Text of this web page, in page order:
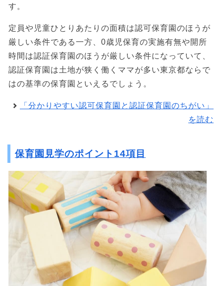
す。
定員や児童ひとりあたりの面積は認可保育園のほうが
厳しい条件である一方、0歳児保育の実施有無や開所
時間は認証保育園のほうが厳しい条件になっていて、
認証保育園は土地が狭く働くママが多い東京都ならで
はの基準の保育園といえるでしょう。
「分かりやすい認可保育園と認証保育園のちがい」
を読む
保育園見学のポイント14項目